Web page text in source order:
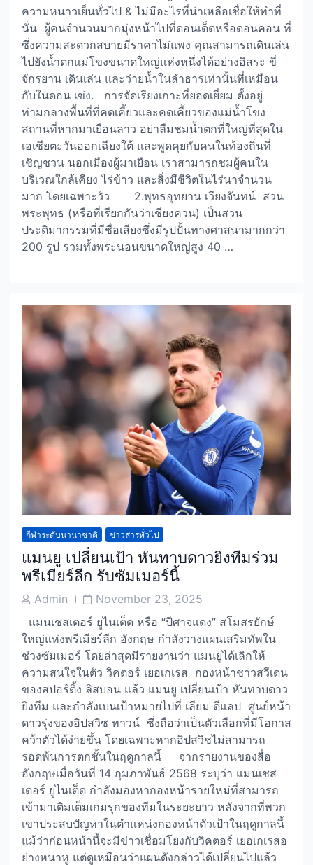
ความหนาวเย็นทั่วไป & ไม่มีอะไรที่น่าเหลือเชื่อให้ทำที่
นั่น ผู้คนจำนวนมากมุ่งหน้าไปที่ดอนเด็ตหรือดอนคอน ที่
ซึ่งความสะดวกสบายมีราคาไม่แพง คุณสามารถเดินเล่น
ไปยังน้ำตกแม่โขงขนาดใหญ่แห่งหนึ่งได้อย่างอิสระ ขี่
จักรยาน เดินเล่น และว่ายน้ำในลำธารเท่านั้นที่เหมือน
กับในดอน เข่ง. การจัดเรียงเกาะที่ยอดเยี่ยม ตั้งอยู่
ท่ามกลางพื้นที่ที่คดเคี้ยวและคดเคี้ยวของแม่น้ำโขง
สถานที่หากมาเยือนลาว อย่าลืมชมน้ำตกที่ใหญ่ที่สุดใน
เอเชียตะวันออกเฉียงใต้ และพูดคุยกับคนในท้องถิ่นที่
เชิญชวน นอกเมืองผู้มาเยือน เราสามารถชมผู้คนใน
บริเวณใกล้เคียง ไร่ข้าว และสิ่งมีชีวิตในไร่นาจำนวน
มาก โดยเฉพาะวัว 2.พุทธอุทยาน เวียงจันทน์ สวน
พระพุทธ (หรือที่เรียกกันว่าเชียงควน) เป็นสวน
ประติมากรรมที่มีชื่อเสียงซึ่งมีรูปปั้นทางศาสนามากกว่า
200 รูป รวมทั้งพระนอนขนาดใหญ่สูง 40 …
กีฬาระดับนานาชาติ ข่าวสารทั่วไป
แมนยู เปลี่ยนเป้า หันทาบดาวยิงทีมร่วม
พรีเมียร์ลีก รับซัมเมอร์นี้
PostAdmin
PostNovember 23, 2025
แมนเชสเตอร์ ยูไนเต็ด หรือ “ปีศาจแดง” สโมสรยักษ์
ใหญ่แห่งพรีเมียร์ลีก อังกฤษ กำลังวางแผนเสริมทัพใน
ช่วงซัมเมอร์ โดยล่าสุดมีรายงานว่า แมนยูได้เลิกให้
ความสนใจในตัว วิคตอร์ เยอเกเรส กองหน้าชาวสวีเดน
ของสปอร์ติ้ง ลิสบอน แล้ว แมนยู เปลี่ยนเป้า หันทาบดาว
ยิงทีม และกำลังเบนเป้าหมายไปที่ เลียม ดีแลป ศูนย์หน้า
ดาวรุ่งของอิปสวิช ทาวน์ ซึ่งถือว่าเป็นตัวเลือกที่มีโอกาส
คว้าตัวได้ง่ายขึ้น โดยเฉพาะหากอิปสวิชไม่สามารถ
รอดพ้นการตกชั้นในฤดูกาลนี้ จากรายงานของสื่อ
อังกฤษเมื่อวันที่ 14 กุมภาพันธ์ 2568 ระบุว่า แมนเชส
เตอร์ ยูไนเต็ด กำลังมองหากองหน้ารายใหม่ที่สามารถ
เข้ามาเติมเต็มเกมรุกของทีมในระยะยาว หลังจากที่พวก
เขาประสบปัญหาในตำแหน่งกองหน้าตัวเป้าในฤดูกาลนี้
แม้ว่าก่อนหน้านี้จะมีข่าวเชื่อมโยงกับวิคตอร์ เยอเกเรสอ
ย่างหนาหู แต่ดูเหมือนว่าแผนดังกล่าวได้เปลี่ยนไปแล้ว